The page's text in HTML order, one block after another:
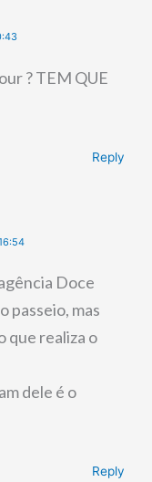
? TEM QUE
Reply
Doce
passeio, mas
que realiza o
dele é o
Reply